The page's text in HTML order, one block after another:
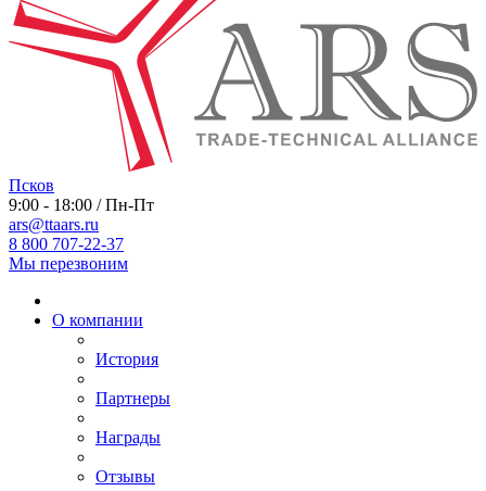
Псков
9:00 - 18:00 / Пн-Пт
ars@ttaars.ru
8 800 707-22-37
Мы перезвоним
О компании
История
Партнеры
Награды
Отзывы